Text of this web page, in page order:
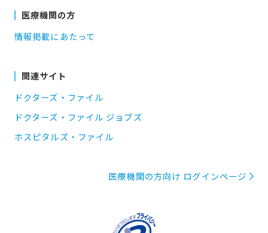
医療機関の方
情報掲載にあたって
関連サイト
ドクターズ・ファイル
ドクターズ・ファイル ジョブズ
ホスピタルズ・ファイル
医療機関の方向け ログインページ